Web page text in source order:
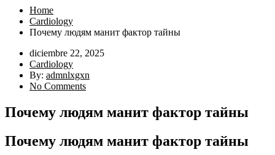
Home
Cardiology
Почему людям манит фактор тайны
diciembre 22, 2025
Cardiology
By: admnlxgxn
No Comments
Почему людям манит фактор тайны
Почему людям манит фактор тайны